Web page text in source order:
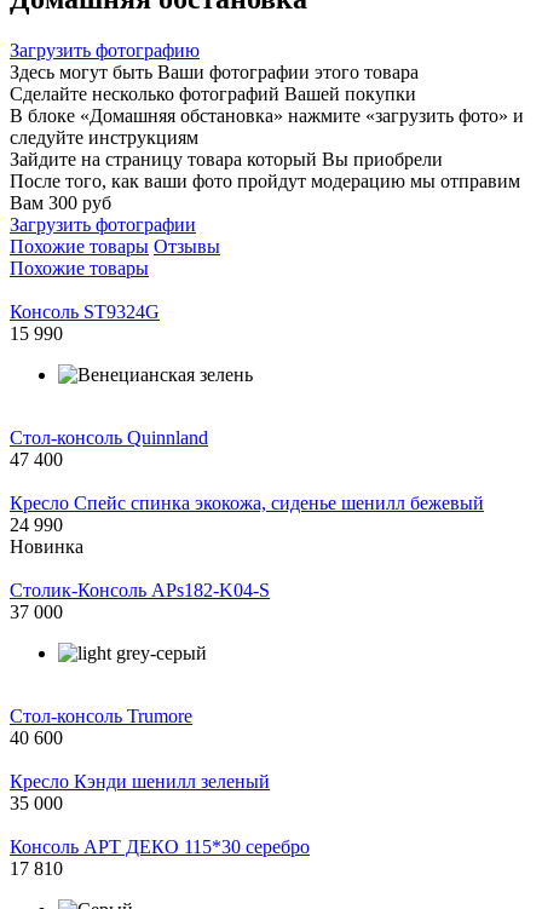
Загрузить фотографию
Здесь могут быть Ваши фотографии этого товара
Сделайте несколько фотографий Вашей покупки
В блоке «Домашняя обстановка» нажмите «загрузить фото» и
следуйте инструкциям
Зайдите на страницу товара который Вы приобрели
После того, как ваши фото пройдут модерацию мы отправим
Вам 300 руб
Загрузить фотографии
Похожие товары Отзывы
Похожие товары
Консоль ST9324G
15 990
Стол-консоль Quinnland
47 400
Кресло Спейс спинка экокожа, сиденье шенилл бежевый
24 990
Новинка
Столик-Консоль APs182-K04-S
37 000
Стол-консоль Trumore
40 600
Кресло Кэнди шенилл зеленый
35 000
Консоль АРТ ДЕКО 115*30 серебро
17 810